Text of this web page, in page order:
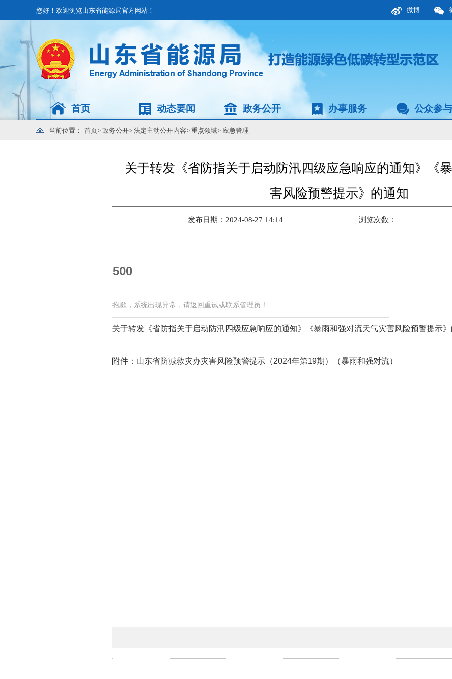
您好！欢迎浏览山东省能源局官方网站！ 微博 |
首页 动态要闻 政务公开 办事服务 公众参与
当前位置： 首页> 政务公开> 法定主动公开内容> 重点领域> 应急管理
关于转发《省防指关于启动防汛四级应急响应的通知》《
害风险预警提示》的通知
发布日期：2024-08-27 14:14 浏览次数：
500
抱歉，系统出现异常，请返回重试或联系管理员！
关于转发《省防指关于启动防汛四级应急响应的通知》《暴雨和强对流天气灾害风险预警提示
附件： 山东省防减救灾办灾害风险预警提示（2024年第19期）（暴雨和强对流）